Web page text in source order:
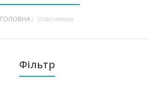
ГОЛОВНА Освітлення
Фільтр